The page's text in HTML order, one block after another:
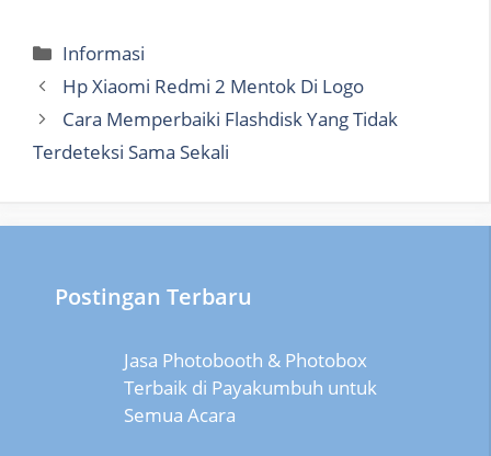
Categories
Informasi
Hp Xiaomi Redmi 2 Mentok Di Logo
Cara Memperbaiki Flashdisk Yang Tidak
Terdeteksi Sama Sekali
Postingan Terbaru
Jasa Photobooth & Photobox
Terbaik di Payakumbuh untuk
Semua Acara